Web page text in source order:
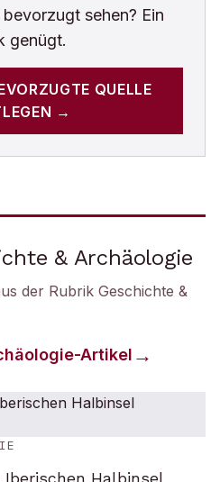
sehen? Ein
genügt.
QUELLE
→
& Archäologie
der Rubrik Geschichte &
-Artikel
Halbinsel